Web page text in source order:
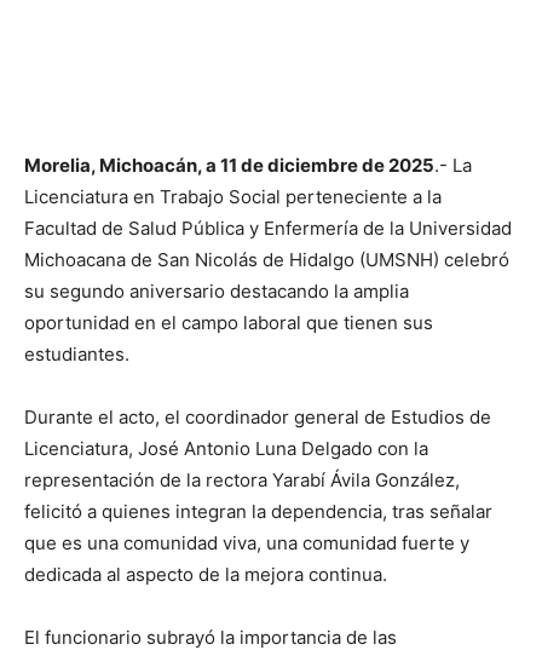
Morelia, Michoacán, a 11 de diciembre de 2025.- La
Licenciatura en Trabajo Social perteneciente a la
Facultad de Salud Pública y Enfermería de la Universidad
Michoacana de San Nicolás de Hidalgo (UMSNH) celebró
su segundo aniversario destacando la amplia
oportunidad en el campo laboral que tienen sus
estudiantes.
Durante el acto, el coordinador general de Estudios de
Licenciatura, José Antonio Luna Delgado con la
representación de la rectora Yarabí Ávila González,
felicitó a quienes integran la dependencia, tras señalar
que es una comunidad viva, una comunidad fuerte y
dedicada al aspecto de la mejora continua.
El funcionario subrayó la importancia de las